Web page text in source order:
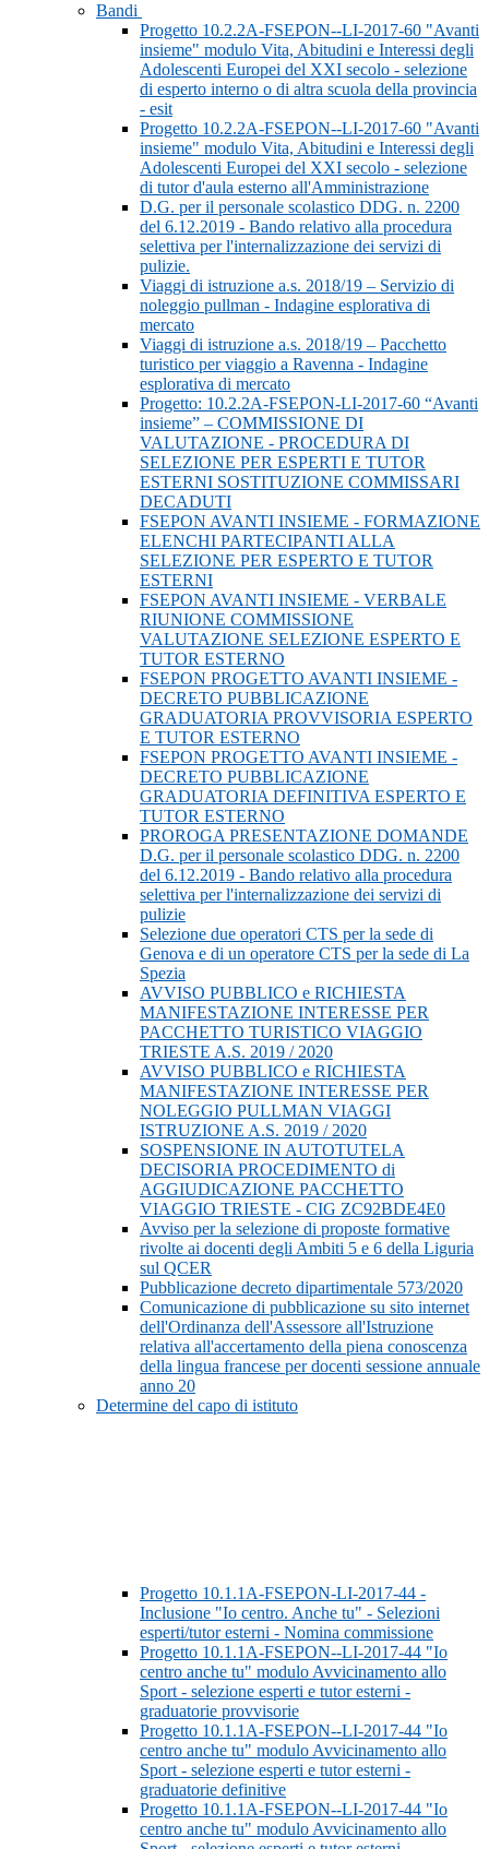
Bandi
Progetto 10.2.2A-FSEPON--LI-2017-60 "Avanti
insieme" modulo Vita, Abitudini e Interessi degli
Adolescenti Europei del XXI secolo - selezione
di esperto interno o di altra scuola della provincia
- esit
Progetto 10.2.2A-FSEPON--LI-2017-60 "Avanti
insieme" modulo Vita, Abitudini e Interessi degli
Adolescenti Europei del XXI secolo - selezione
di tutor d'aula esterno all'Amministrazione
D.G. per il personale scolastico DDG. n. 2200
del 6.12.2019 - Bando relativo alla procedura
selettiva per l'internalizzazione dei servizi di
pulizie.
Viaggi di istruzione a.s. 2018/19 – Servizio di
noleggio pullman - Indagine esplorativa di
mercato
Viaggi di istruzione a.s. 2018/19 – Pacchetto
turistico per viaggio a Ravenna - Indagine
esplorativa di mercato
Progetto: 10.2.2A-FSEPON-LI-2017-60 “Avanti
insieme” – COMMISSIONE DI
VALUTAZIONE - PROCEDURA DI
SELEZIONE PER ESPERTI E TUTOR
ESTERNI SOSTITUZIONE COMMISSARI
DECADUTI
FSEPON AVANTI INSIEME - FORMAZIONE
ELENCHI PARTECIPANTI ALLA
SELEZIONE PER ESPERTO E TUTOR
ESTERNI
FSEPON AVANTI INSIEME - VERBALE
RIUNIONE COMMISSIONE
VALUTAZIONE SELEZIONE ESPERTO E
TUTOR ESTERNO
FSEPON PROGETTO AVANTI INSIEME -
DECRETO PUBBLICAZIONE
GRADUATORIA PROVVISORIA ESPERTO
E TUTOR ESTERNO
FSEPON PROGETTO AVANTI INSIEME -
DECRETO PUBBLICAZIONE
GRADUATORIA DEFINITIVA ESPERTO E
TUTOR ESTERNO
PROROGA PRESENTAZIONE DOMANDE
D.G. per il personale scolastico DDG. n. 2200
del 6.12.2019 - Bando relativo alla procedura
selettiva per l'internalizzazione dei servizi di
pulizie
Selezione due operatori CTS per la sede di
Genova e di un operatore CTS per la sede di La
Spezia
AVVISO PUBBLICO e RICHIESTA
MANIFESTAZIONE INTERESSE PER
PACCHETTO TURISTICO VIAGGIO
TRIESTE A.S. 2019 / 2020
AVVISO PUBBLICO e RICHIESTA
MANIFESTAZIONE INTERESSE PER
NOLEGGIO PULLMAN VIAGGI
ISTRUZIONE A.S. 2019 / 2020
SOSPENSIONE IN AUTOTUTELA
DECISORIA PROCEDIMENTO di
AGGIUDICAZIONE PACCHETTO
VIAGGIO TRIESTE - CIG ZC92BDE4E0
Avviso per la selezione di proposte formative
rivolte ai docenti degli Ambiti 5 e 6 della Liguria
sul QCER
Pubblicazione decreto dipartimentale 573/2020
Comunicazione di pubblicazione su sito internet
dell'Ordinanza dell'Assessore all'Istruzione
relativa all'accertamento della piena conoscenza
della lingua francese per docenti sessione annuale
anno 20
Determine del capo di istituto
Progetto 10.1.1A-FSEPON-LI-2017-44 -
Inclusione "Io centro. Anche tu" - Selezioni
esperti/tutor esterni - Nomina commissione
Progetto 10.1.1A-FSEPON--LI-2017-44 "Io
centro anche tu" modulo Avvicinamento allo
Sport - selezione esperti e tutor esterni -
graduatorie provvisorie
Progetto 10.1.1A-FSEPON--LI-2017-44 "Io
centro anche tu" modulo Avvicinamento allo
Sport - selezione esperti e tutor esterni -
graduatorie definitive
Progetto 10.1.1A-FSEPON--LI-2017-44 "Io
centro anche tu" modulo Avvicinamento allo